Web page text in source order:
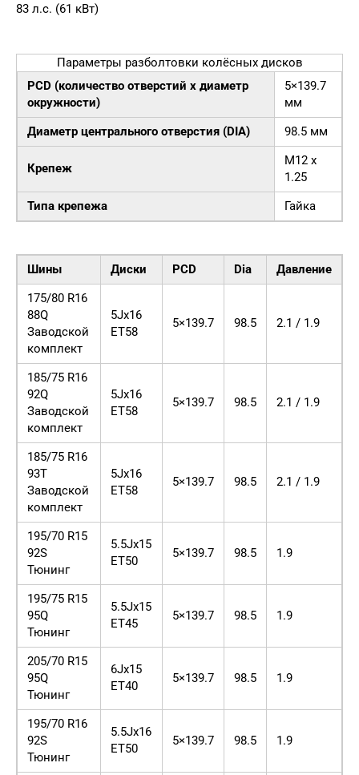
83 л.с. (61 кВт)
Параметры разболтовки колёсных дисков
PCD (количество отверстий x диаметр
окружности)
5×139.7
мм
Диаметр центрального отверстия (DIA)
98.5 мм
Крепеж
M12 x
1.25
Типа крепежа
Гайка
Шины Диски PCD Dia
Давление
175/80 R16
88Q
Заводской
комплект
5Jx16
ET58
5×139.7 98.5 2.1 / 1.9
185/75 R16
92Q
Заводской
комплект
5Jx16
ET58
5×139.7 98.5 2.1 / 1.9
185/75 R16
93T
Заводской
комплект
5Jx16
ET58
5×139.7 98.5 2.1 / 1.9
195/70 R15
92S
Тюнинг
5.5Jx15
ET50
5×139.7 98.5 1.9
195/75 R15
95Q
Тюнинг
5.5Jx15
ET45
5×139.7 98.5 1.9
205/70 R15
95Q
Тюнинг
6Jx15
ET40
5×139.7 98.5 1.9
195/70 R16
92S
Тюнинг
5.5Jx16
ET50
5×139.7 98.5 1.9